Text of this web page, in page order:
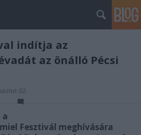
indítja az
az önálló Pécsi
02.
a
Fesztivál meghívására